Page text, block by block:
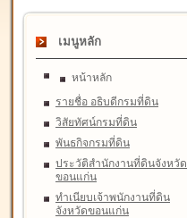
เมนูหลัก
หน้าหลัก
รายชื่อ อธิบดีกรมที่ดิน
วิสัยทัศน์กรมที่ดิน
พันธกิจกรมที่ดิน
ประวัติสำนักงานที่ดินจังหวัด
ขอนแก่น
ทำเนียบเจ้าพนักงานที่ดิน
จังหวัดขอนแก่น